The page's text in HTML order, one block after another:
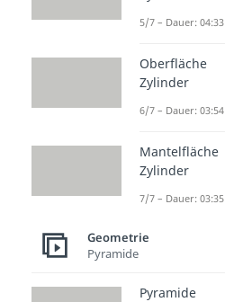
5/7 – Dauer: 04:33
Oberfläche
Zylinder
6/7 – Dauer: 03:54
Mantelfläche
Zylinder
7/7 – Dauer: 03:35
Geometrie
Pyramide
Pyramide